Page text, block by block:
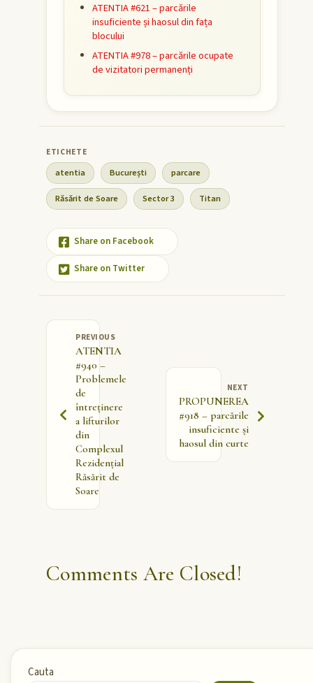
ATENTIA #621 – parcările
insuficiente și haosul din fața
blocului
ATENTIA #978 – parcările ocupate
de vizitatori permanenți
atentia București parcare
Răsărit de Soare Sector 3 Titan
Share on Facebook
Share on Twitter
PREVIOUS
ATENTIA
#940 –
Problemele
de
întreținere
a lifturilor
din
Complexul
Rezidențial
Răsărit de
Soare
NEXT
PROPUNEREA
#918 – parcările
insuficiente și
haosul din curte
Comments Are Closed!
Cauta